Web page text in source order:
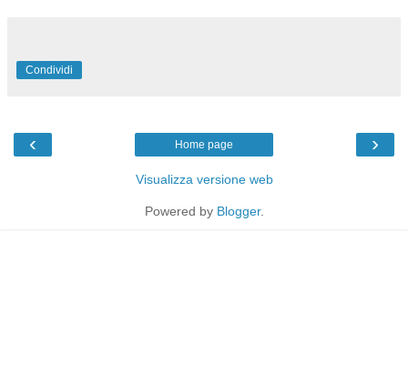
Condividi
‹ ›
Home page
Visualizza versione web
Powered by Blogger.